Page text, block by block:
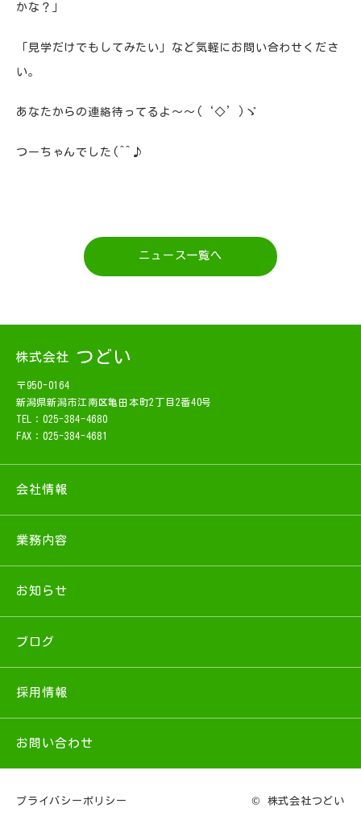
かな？」
「見学だけでもしてみたい」など気軽にお問い合わせくださ
い。
あなたからの連絡待ってるよ～～(‘◇’)ゞ
つーちゃんでした(^^♪
ニュース一覧へ
〒950-0164
新潟県新潟市江南区亀田本町2丁目2番40号
TEL：025-384-4680
FAX：025-384-4681
会社情報
業務内容
お知らせ
ブログ
採用情報
お問い合わせ
プライバシーポリシー © 株式会社つどい